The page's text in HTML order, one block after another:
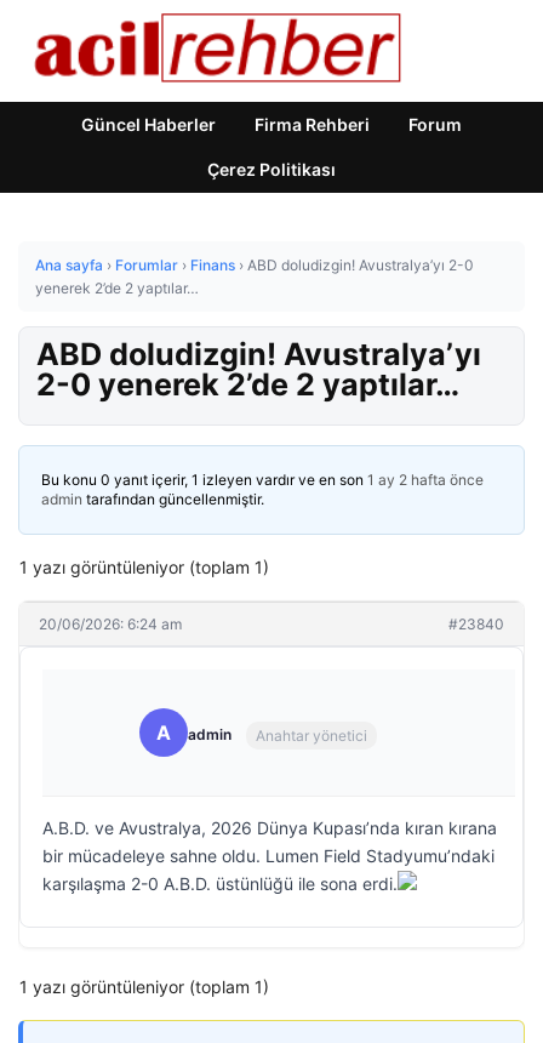
Güncel Haberler Firma Rehberi Forum
Çerez Politikası
Ana sayfa › Forumlar › Finans › ABD doludizgin! Avustralya’yı 2-0
yenerek 2’de 2 yaptılar…
ABD doludizgin! Avustralya’yı
2-0 yenerek 2’de 2 yaptılar…
Bu konu 0 yanıt içerir, 1 izleyen vardır ve en son 1 ay 2 hafta önce
admin tarafından güncellenmiştir.
1 yazı görüntüleniyor (toplam 1)
20/06/2026: 6:24 am #23840
A admin Anahtar yönetici
A.B.D. ve Avustralya, 2026 Dünya Kupası’nda kıran kırana
bir mücadeleye sahne oldu. Lumen Field Stadyumu’ndaki
karşılaşma 2-0 A.B.D. üstünlüğü ile sona erdi.
1 yazı görüntüleniyor (toplam 1)